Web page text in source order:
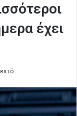
έχει